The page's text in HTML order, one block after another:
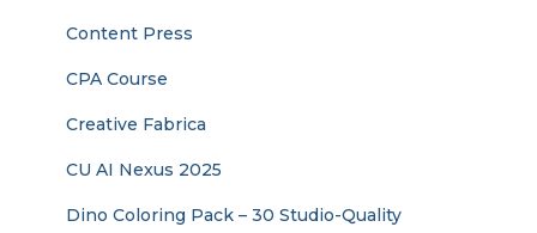
Content Press
CPA Course
Creative Fabrica
CU AI Nexus 2025
Dino Coloring Pack – 30 Studio-Quality